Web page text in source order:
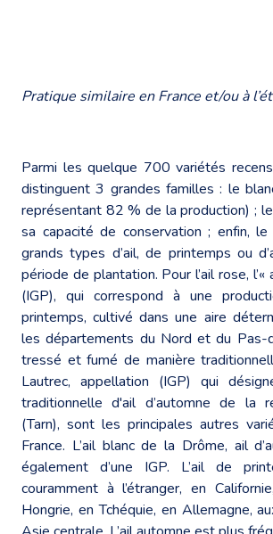
Pratique similaire en France et/ou à
Parmi les quelque 700 variétés
distinguent 3 grandes familles : le
représentant 82 % de la production) ;
sa capacité de conservation ; enfin,
grands types d’ail, de printemps ou
période de plantation. Pour l’ail rose,
(IGP), qui correspond à une
printemps, cultivé dans une aire
les départements du Nord et du Pas-
tressé et fumé de manière
Lautrec, appellation (IGP) qui
traditionnelle d'ail d’automne de la
(Tarn), sont les principales autres
France. L’ail blanc de la Drôme, ail
également d’une IGP. L’ail de
couramment à l’étranger, en
Hongrie, en Tchéquie, en Allemagne,